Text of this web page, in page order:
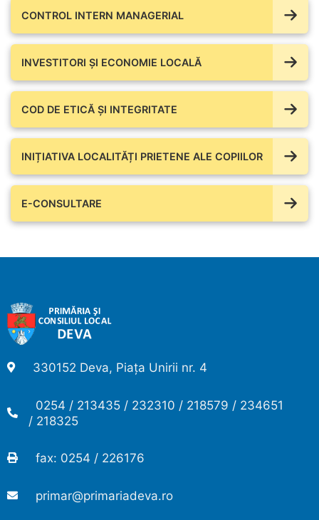
CONTROL INTERN MANAGERIAL
INVESTITORI ȘI ECONOMIE LOCALĂ
COD DE ETICĂ ȘI INTEGRITATE
INIȚIATIVA LOCALITĂȚI PRIETENE ALE COPIILOR
E-CONSULTARE
330152 Deva, Piața Unirii nr. 4
0254 / 213435 / 232310 / 218579 / 234651
/ 218325
fax: 0254 / 226176
primar@primariadeva.ro